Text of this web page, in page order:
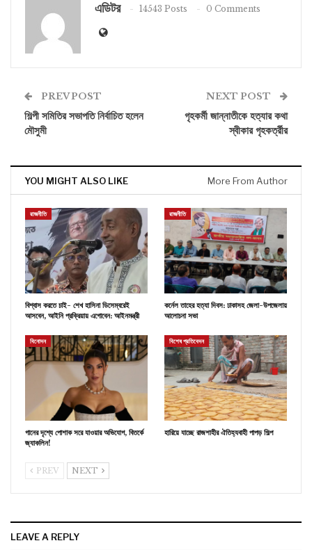
এডিটর 14543 Posts 0 Comments
PREV POST
শিল্পী সমিতির সভাপতি নির্বাচিত হলেন
মৌসুমী
NEXT POST
গৃহকর্মী জান্নাতীকে হত্যার কথা
স্বীকার গৃহকর্ত্রীর
YOU MIGHT ALSO LIKE More From Author
রাজনীতি
বিশ্বাস করতে চাই- শেখ হাসিনা ডিসেম্বরেই
আসবেন, আইনি প্রক্রিয়ায় এগোবেন: আইনমন্ত্রী
রাজনীতি
কর্নেল তাহের হত্যা দিবস: ঢাকাসহ জেলা-উপজেলায়
আলোচনা সভা
বিনোদন
গানের দৃশ্যে পোশাক সরে যাওয়ার অভিযোগ, বিতর্কে
জ্যাকলিন!
বিশেষ প্রতিবেদন
হারিয়ে যাচ্ছে রাজশাহীর ঐতিহ্যবাহী পাপড় শিল্প
PREV NEXT
LEAVE A REPLY